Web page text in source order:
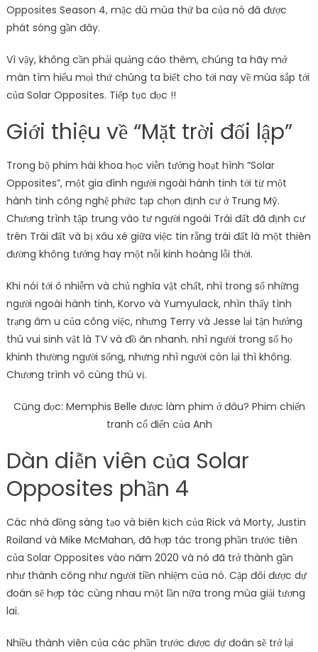
Opposites Season 4, mặc dù mùa thứ ba của nó đã được
phát sóng gần đây.
Vì vậy, không cần phải quảng cáo thêm, chúng ta hãy mở
màn tìm hiểu mọi thứ chúng ta biết cho tới nay về mùa sắp tới
của Solar Opposites. Tiếp tục đọc !!
Giới thiệu về “Mặt trời đối lập”
Trong bộ phim hài khoa học viễn tưởng hoạt hình “Solar
Opposites”, một gia đình người ngoài hành tinh tới từ một
hành tinh công nghệ phức tạp chọn định cư ở Trung Mỹ.
Chương trình tập trung vào tư người ngoài Trái đất đã định cư
trên Trái đất và bị xâu xé giữa việc tin rằng trái đất là một thiên
đường không tưởng hay một nỗi kinh hoàng lỗi thời.
Khi nói tới ô nhiễm và chủ nghĩa vật chất, nhì trong số những
người ngoài hành tinh, Korvo và Yumyulack, nhìn thấy tình
trạng âm u của công việc, nhưng Terry và Jesse lại tận hưởng
thú vui sinh vật là TV và đồ ăn nhanh. nhì người trong số họ
khinh thường người sống, nhưng nhì người còn lại thì không.
Chương trình vô cùng thú vị.
Cũng đọc: Memphis Belle được làm phim ở đâu? Phim chiến
tranh cổ điển của Anh
Dàn diễn viên của Solar
Opposites phần 4
Các nhà đồng sáng tạo và biên kịch của Rick và Morty, Justin
Roiland và Mike McMahan, đã hợp tác trong phần trước tiên
của Solar Opposites vào năm 2020 và nó đã trở thành gần
như thành công như người tiền nhiệm của nó. Cặp đôi được dự
đoán sẽ hợp tác cùng nhau một lần nữa trong mùa giải tương
lai.
Nhiều thành viên của các phần trước được dự đoán sẽ trở lại